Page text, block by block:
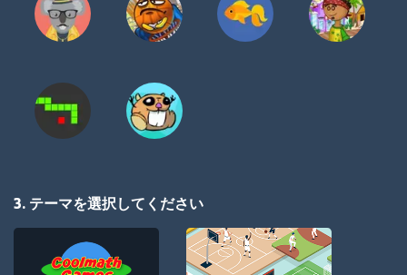
3. テーマを選択してください